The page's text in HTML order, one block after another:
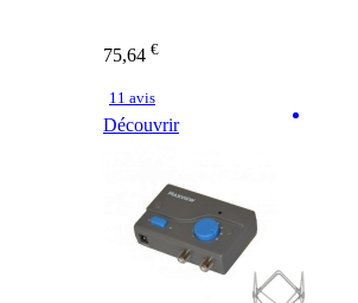
75,64 €
11 avis
Découvrir